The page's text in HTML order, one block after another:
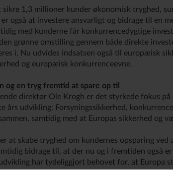
sikre 1,3 millioner kunder økonomisk tryghed,
også at investere ansvarligt og bidrage til en
med kunderne får konkurrencedygtige
grønne omstilling gennem både direkte
i. Nu udvides indsatsen også til europæisk
og europæisk konkurrenceevne.
og en tryg fremtid at spare op til
direktør Ole Krogh er det styrkede fokus
års udvikling: Forsyningssikkerhed,
samtidig med at Europas sikkerhed og
at skabe tryghed om kundernes opsparing
bidrage til, at der nu og i fremtiden også
har tydeliggjort behovet for, at Europa